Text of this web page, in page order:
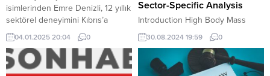
isimlerinden Emre Denizli, 12 yıllık
sektörel deneyimini Kıbrıs’a
taşıyarak Apple ürünlerine
ulaşmayı herkes için daha kolay
hale getiriyor. Düşük peşinat ve
uzun vadeli ödeme planlarıyla
04.01.2025 20:04 0
Sector-Specific Analysis
Introduction High Body Mass
Index (BMI) is often discussed in
the context of general health, but
it also has significant implications
in various occupational sectors.
30.08.2024 19:59 0